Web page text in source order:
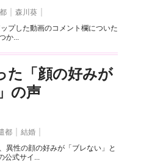
森川葵
プした動画のコメント欄についた
か...
た「顔の好みが
の声
都
結婚
異性の顔の好みが「ブレない」と
公式サイ...